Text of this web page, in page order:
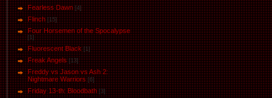
Fearless Dawn [4]
Flinch [15]
Four Horsemen of the Spocalypse
[1]
Fluorescent Black [1]
Freak Angels [13]
Freddy vs Jason vs Ash 2:
Nightmare Warriors [6]
Friday 13-th: Bloodbath [3]